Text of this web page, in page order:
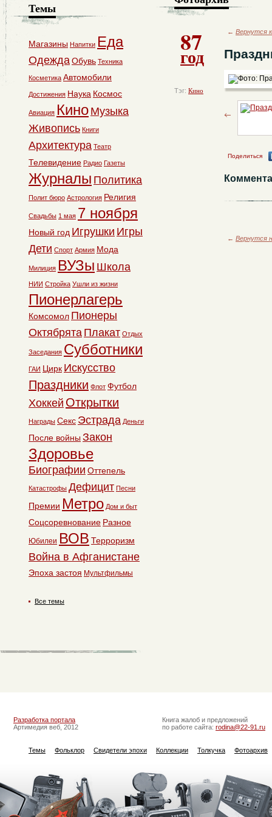
87
год
Тэг: Кино
← Вернутся
Поделиться
← Вернутся
Темы
Магазины Напитки Еда
ОдеждаОбувь Техника
Косметика Автомобили
Достижения Наука Космос
Авиация Кино Музыка
Живопись Книги
Архитектура Театр
Телевидение Радио Газеты
Журналы Политика
Полит бюро Астрология Религия
Свадьбы 1 мая 7 ноября
Новый год Игрушки Игры
Дети Спорт Армия Мода
Милиция ВУЗы Школа
НИИ Стройка Ушли из жизни
Пионерлагерь
Комсомол Пионеры
Октябрята Плакат Отдых
Заседания Субботники
ГАИ Цирк Искусство
Праздники Флот Футбол
Хоккей Открытки
Награды Секс Эстрада Деньги
После войны Закон
Здоровье
Биографии Оттепель
Катастрофы Дефицит Песни
Премии Метро Дом и быт
Соцсоревнование Разное
Юбилеи ВОВ Терроризм
Война в Афганистане
Эпоха застоя Мультфильмы
Все темы
Разработка портала
Артимедия веб, 2012
Книга жалоб и предложений
по работе сайта: rodina@22-91.ru
Темы Фольклор Свидетели эпохи Коллекции Толкучка Фотоархив